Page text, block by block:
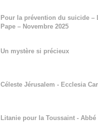
Pour la prévention du suicide –
Pape – Novembre 2025
Un mystère si précieux
Céleste Jérusalem - Ecclesia
Litanie pour la Toussaint - Abbé